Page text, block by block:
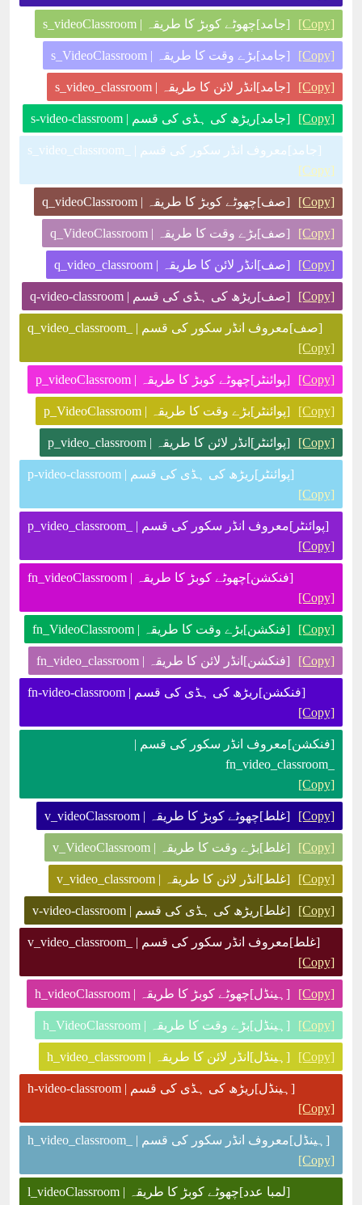
[جامد]چھوٹے کوبڑ کا طریقہ | s_videoClassroom [Copy]
[جامد]بڑے وقت کا طریقہ | s_VideoClassroom [Copy]
[جامد]انڈر لائن کا طریقہ | s_video_classroom [Copy]
[جامد]ریڑھ کی ہڈی کی قسم | s-video-classroom [Copy]
[جامد]معروف انڈر سکور کی قسم | _s_video_classroom
[Copy]
[صف]چھوٹے کوبڑ کا طریقہ | q_videoClassroom [Copy]
[صف]بڑے وقت کا طریقہ | q_VideoClassroom [Copy]
[صف]انڈر لائن کا طریقہ | q_video_classroom [Copy]
[صف]ریڑھ کی ہڈی کی قسم | q-video-classroom [Copy]
[صف]معروف انڈر سکور کی قسم | _q_video_classroom
[Copy]
[پوائنٹر]چھوٹے کوبڑ کا طریقہ | p_videoClassroom [Copy]
[پوائنٹر]بڑے وقت کا طریقہ | p_VideoClassroom [Copy]
[پوائنٹر]انڈر لائن کا طریقہ | p_video_classroom [Copy]
[پوائنٹر]ریڑھ کی ہڈی کی قسم | p-video-classroom
[Copy]
[پوائنٹر]معروف انڈر سکور کی قسم | _p_video_classroom
[Copy]
[فنکشن]چھوٹے کوبڑ کا طریقہ | fn_videoClassroom
[Copy]
[فنکشن]بڑے وقت کا طریقہ | fn_VideoClassroom [Copy]
[فنکشن]انڈر لائن کا طریقہ | fn_video_classroom [Copy]
[فنکشن]ریڑھ کی ہڈی کی قسم | fn-video-classroom
[Copy]
[فنکشن]معروف انڈر سکور کی قسم |
_fn_video_classroom
[Copy]
[غلط]چھوٹے کوبڑ کا طریقہ | v_videoClassroom [Copy]
[غلط]بڑے وقت کا طریقہ | v_VideoClassroom [Copy]
[غلط]انڈر لائن کا طریقہ | v_video_classroom [Copy]
[غلط]ریڑھ کی ہڈی کی قسم | v-video-classroom [Copy]
[غلط]معروف انڈر سکور کی قسم | _v_video_classroom
[Copy]
[ہینڈل]چھوٹے کوبڑ کا طریقہ | h_videoClassroom [Copy]
[ہینڈل]بڑے وقت کا طریقہ | h_VideoClassroom [Copy]
[ہینڈل]انڈر لائن کا طریقہ | h_video_classroom [Copy]
[ہینڈل]ریڑھ کی ہڈی کی قسم | h-video-classroom
[Copy]
[ہینڈل]معروف انڈر سکور کی قسم | _h_video_classroom
[Copy]
[لمبا عدد]چھوٹے کوبڑ کا طریقہ | l_videoClassroom